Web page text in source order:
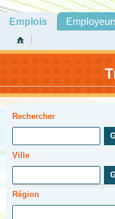
Emplois
Rechercher
Ville
Région